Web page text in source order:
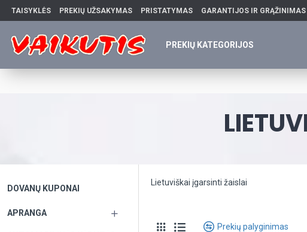
TAISYKLĖS PREKIŲ UŽSAKYMAS PRISTATYMAS GARANTIJOS IR GRĄŽINIMAS
PREKIŲ KATEGORIJOS
DOVANŲ KUPONAI
APRANGA
Lietuviškai įgarsinti žaislai
Prekių palyginimas